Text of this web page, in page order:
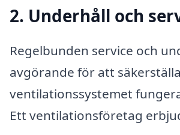
2. Underhåll och
Regelbunden service och
avgörande för att
ventilationssystemet
Ett ventilationsföretag